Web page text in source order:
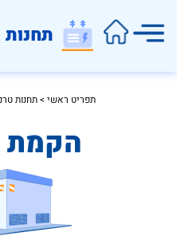
תפריט ראשי > תחנות
הקמת